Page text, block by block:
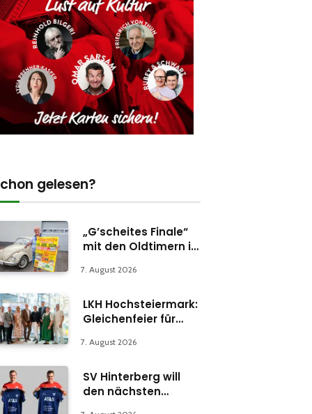
gelesen?
„G’scheites Finale“
mit den Oldtimern in
7. August 2026
LKH Hochsteiermark:
Gleichenfeier für
Abteilung in Bruck
7. August 2026
SV Hinterberg will
den nächsten